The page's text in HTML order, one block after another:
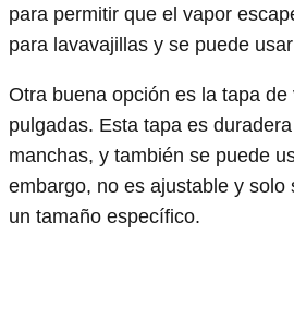
para permitir que el vapor
para lavavajillas y se puede
Otra buena opción es la tapa
pulgadas. Esta tapa es
manchas, y también se puede
embargo, no es ajustable y solo
un tamaño específico.